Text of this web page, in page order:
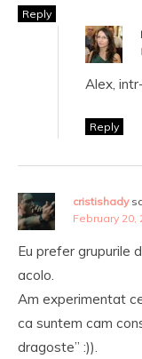
Reply
Alex,
Reply
cristishady
February 20,
Eu prefer grupurile
acolo.
Am experimentat
ca suntem cam
dragoste” :)).